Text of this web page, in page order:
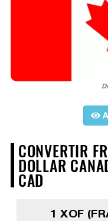
CONVERTIR
DOLLAR
CAD
1 XOF